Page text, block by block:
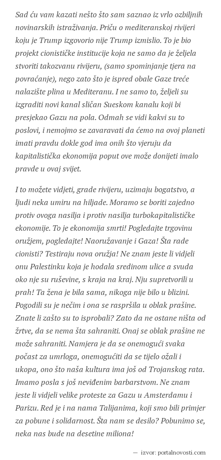
Sad ću vam kazati nešto što sam saznao iz vrlo ozbiljnih
novinarskih istraživanja. Priču o mediteranskoj rivijeri
koju je Trump izgovorio nije Trump izmislio. To je bio
projekt cionističke institucije koja ne samo da je željela
stvoriti takozvanu rivijeru, (samo spominjanje tjera na
povraćanje), nego zato što je ispred obale Gaze treće
nalazište plina u Mediteranu. I ne samo to, željeli su
izgraditi novi kanal sličan Sueskom kanalu koji bi
presjekao Gazu na pola. Odmah se vidi kakvi su to
poslovi, i nemojmo se zavaravati da ćemo na ovoj planeti
imati pravdu dokle god ima onih što vjeruju da
kapitalistička ekonomija poput ove može donijeti imalo
pravde u ovaj svijet.
I to možete vidjeti, grade rivijeru, uzimaju bogatstvo, a
ljudi neka umiru na hiljade. Moramo se boriti zajedno
protiv ovoga nasilja i protiv nasilja turbokapitalističke
ekonomije. To je ekonomija smrti! Pogledajte trgovinu
oružjem, pogledajte! Naoružavanje i Gaza! Šta rade
cionisti? Testiraju nova oružja! Ne znam jeste li vidjeli
onu Palestinku koja je hodala sredinom ulice a svuda
oko nje su ruševine, s kraja na kraj. Nju supretvorili u
prah! Ta žena je bila sama, nikoga nije bilo u blizini.
Pogodili su je nečim i ona se raspršila u oblak prašine.
Znate li zašto su to isprobali? Zato da ne ostane ništa od
žrtve, da se nema šta sahraniti. Onaj se oblak prašine ne
može sahraniti. Namjera je da se onemogući svaka
počast za umrloga, onemogućiti da se tijelo ožali i
ukopa, ono što naša kultura ima još od Trojanskog rata.
Imamo posla s još neviđenim barbarstvom. Ne znam
jeste li vidjeli velike proteste za Gazu u Amsterdamu i
Parizu. Red je i na nama Talijanima, koji smo bili primjer
za pobune i solidarnost. Šta nam se desilo? Pobunimo se,
neka nas bude na desetine miliona!
izvor: portalnovosti.com